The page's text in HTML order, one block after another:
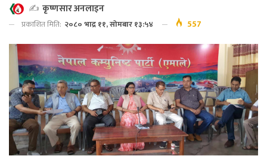
✍️ कृष्णसार अनलाइन
प्रकाशित मिति: २०८० भाद्र ११, सोमबार १३:५४ 557